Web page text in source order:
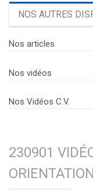
NOS AUTRES
Nos articles
Nos vidéos
Nos Vidéos C.V.
230901
ORIENTATION